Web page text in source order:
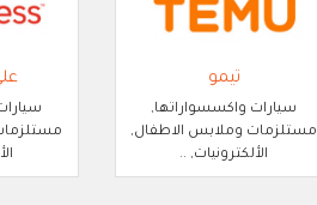
تيمو
سيارات واكسسواراتها,
مستلزمات وملابس الاطفال,
الألكترونيات, ..